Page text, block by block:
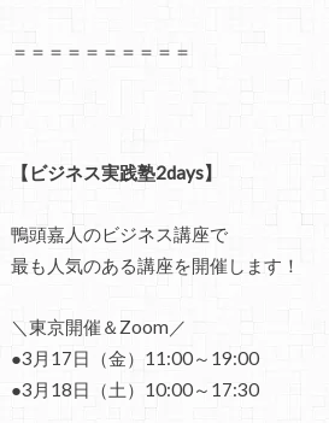
＝＝＝＝＝＝＝＝＝＝
【ビジネス実践塾2days】
鴨頭嘉人のビジネス講座で
最も人気のある講座を開催します！
＼東京開催＆Zoom／
●3月17日（金）11:00～19:00
●3月18日（土）10:00～17:30